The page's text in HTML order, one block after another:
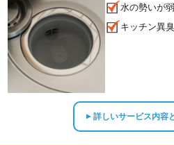
水の勢いが
キッチン異
▲詳しいサービス内容